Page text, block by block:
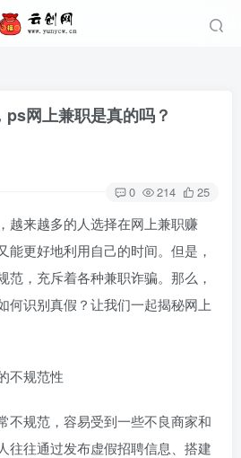
网上兼职是真的吗？
0 214 25
越来越多的人选择在网上兼职赚
能更好地利用自己的时间。但是，
范，充斥着各种兼职诈骗。那么，
何识别真假？让我们一起揭秘网上
不规范性
不规范，容易受到一些不良商家和
往往通过发布虚假招聘信息、搭建